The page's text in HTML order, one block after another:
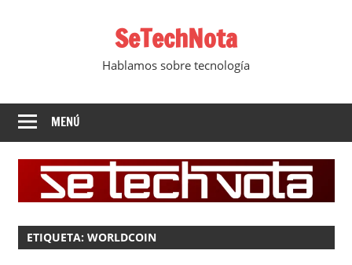
SeTechNota
Hablamos sobre tecnología
MENÚ
ETIQUETA: WORLDCOIN